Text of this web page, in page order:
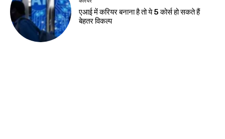
आदिवासी महोत्सव पर ट्रैफिक एडवाइजरी, कई मार्गों
पर रोक